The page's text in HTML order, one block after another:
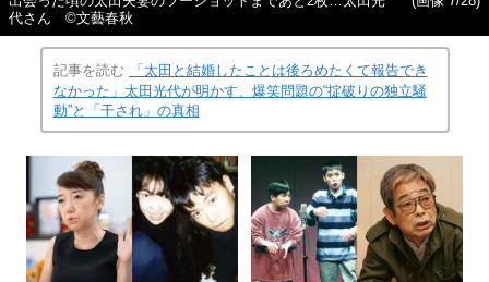
代さん ©文藝春秋
記事を読む
「太田と結婚したことは後ろめたくて報告でき
なかった」太田光代が明かす、爆笑問題の“掟破りの独立騒
動”と「干され」の真相